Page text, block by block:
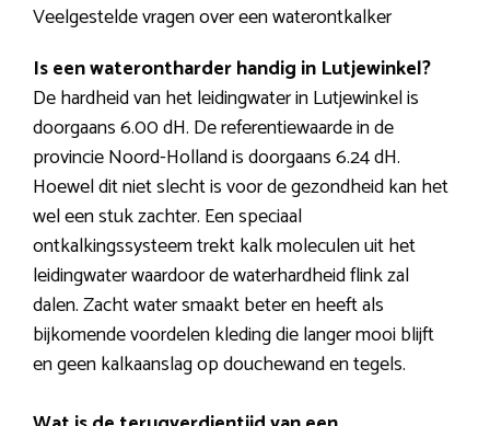
Veelgestelde vragen over een waterontkalker
Is een waterontharder handig in Lutjewinkel?
De hardheid van het leidingwater in Lutjewinkel is
doorgaans 6.00 dH. De referentiewaarde in de
provincie Noord-Holland is doorgaans 6.24 dH.
Hoewel dit niet slecht is voor de gezondheid kan het
wel een stuk zachter. Een speciaal
ontkalkingssysteem trekt kalk moleculen uit het
leidingwater waardoor de waterhardheid flink zal
dalen. Zacht water smaakt beter en heeft als
bijkomende voordelen kleding die langer mooi blijft
en geen kalkaanslag op douchewand en tegels.